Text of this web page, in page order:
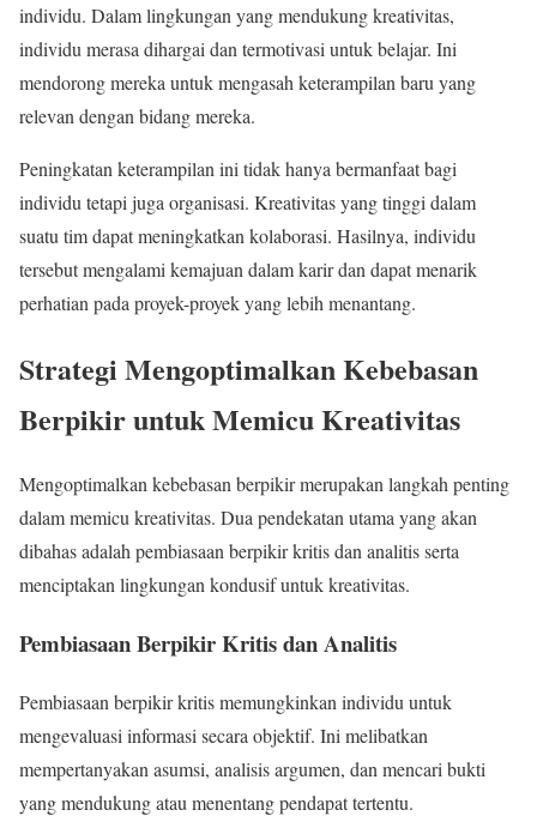
individu. Dalam lingkungan yang mendukung kreativitas,
individu merasa dihargai dan termotivasi untuk belajar. Ini
mendorong mereka untuk mengasah keterampilan baru yang
relevan dengan bidang mereka.
Peningkatan keterampilan ini tidak hanya bermanfaat bagi
individu tetapi juga organisasi. Kreativitas yang tinggi dalam
suatu tim dapat meningkatkan kolaborasi. Hasilnya, individu
tersebut mengalami kemajuan dalam karir dan dapat menarik
perhatian pada proyek-proyek yang lebih menantang.
Strategi Mengoptimalkan Kebebasan
Berpikir untuk Memicu Kreativitas
Mengoptimalkan kebebasan berpikir merupakan langkah penting
dalam memicu kreativitas. Dua pendekatan utama yang akan
dibahas adalah pembiasaan berpikir kritis dan analitis serta
menciptakan lingkungan kondusif untuk kreativitas.
Pembiasaan Berpikir Kritis dan Analitis
Pembiasaan berpikir kritis memungkinkan individu untuk
mengevaluasi informasi secara objektif. Ini melibatkan
mempertanyakan asumsi, analisis argumen, dan mencari bukti
yang mendukung atau menentang pendapat tertentu.